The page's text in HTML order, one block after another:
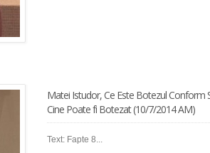
Matei Istudor, Ce Este Botezul Conform
Cine Poate fi Botezat (10/7/2014 AM)
Text: Fapte 8...